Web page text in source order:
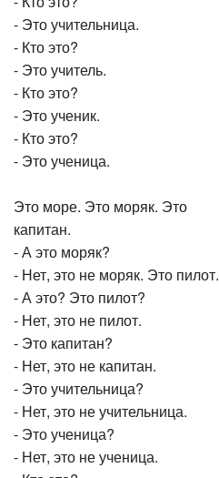
- Это учительница.
- Кто это?
- Это учитель.
- Кто это?
- Это ученик.
- Кто это?
- Это ученица.
Это море. Это моряк. Это
капитан.
- А это моряк?
- Нет, это не моряк. Это пилот.
- А это? Это пилот?
- Нет, это не пилот.
- Это капитан?
- Нет, это не капитан.
- Это учительница?
- Нет, это не учительница.
- Это ученица?
- Нет, это не ученица.